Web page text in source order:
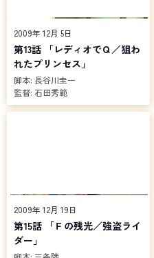
2009年 12月 5日
第13話 「レディオでＱ／狙わ
れたプリンセス」
脚本: 長谷川圭一
監督: 石田秀範
2009年 12月 19日
第15話 「Ｆの残光／強盗ライ
ダー」